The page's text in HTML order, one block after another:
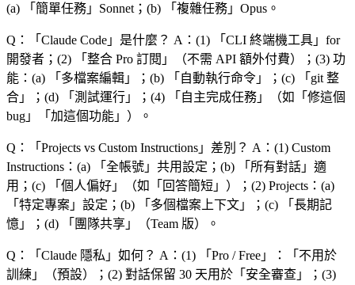
(a) 「 簡單任務 」Sonnet；(b) 「 複雜任務 」Opus。
Q：「 Claude Code 」是什麼？ A：(1) 「 CLI 終端機工具 」for
開發者；(2) 「 整合 Pro 訂閱 」（不需 API 額外付費）；(3) 功
能：(a) 「 多檔案編輯 」；(b) 「 自動執行命令 」；(c) 「 git 整
合 」；(d) 「 測試運行 」；(4) 「 自主完成任務 」（如「 修這個
bug 」「 加這個功能 」）。
Q：「 Projects vs Custom Instructions 」差別？ A：(1) Custom
Instructions：(a) 「 全帳號 」共用設定；(b) 「 所有對話 」適
用；(c) 「 個人偏好 」（如「 回答簡短 」）；(2) Projects：(a)
「 特定專案 」設定；(b) 「 多個檔案上下文 」；(c) 「 長期記
憶 」；(d) 「 團隊共享 」（Team 版）。
Q：「 Claude 隱私 」如何？ A：(1) 「 Pro / Free 」：「 不用於
訓練 」（預設）；(2) 對話保留 30 天用於「 安全審查 」；(3)